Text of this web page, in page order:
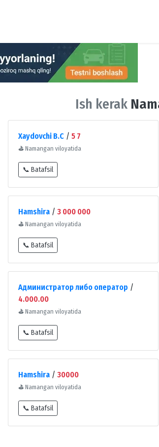
Ish kerak
Xaydovchi B.C / 5 7
⛳ Namangan viloyatida
📞 Batafsil
Hamshira / 3 000 000
⛳ Namangan viloyatida
📞 Batafsil
Администратор либо оператор /
4.000.00
⛳ Namangan viloyatida
📞 Batafsil
Hamshira / 30000
⛳ Namangan viloyatida
📞 Batafsil